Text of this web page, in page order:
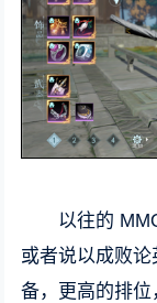
以往的
或者说以成败
备，更高的排位